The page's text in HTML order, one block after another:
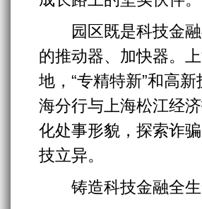
园区既是科技金融
的推动器、加快器。
地，“专精特新”和高
海分行与上海松江经
化处事形貌，探索诈
技立异。
铸造科技金融全生